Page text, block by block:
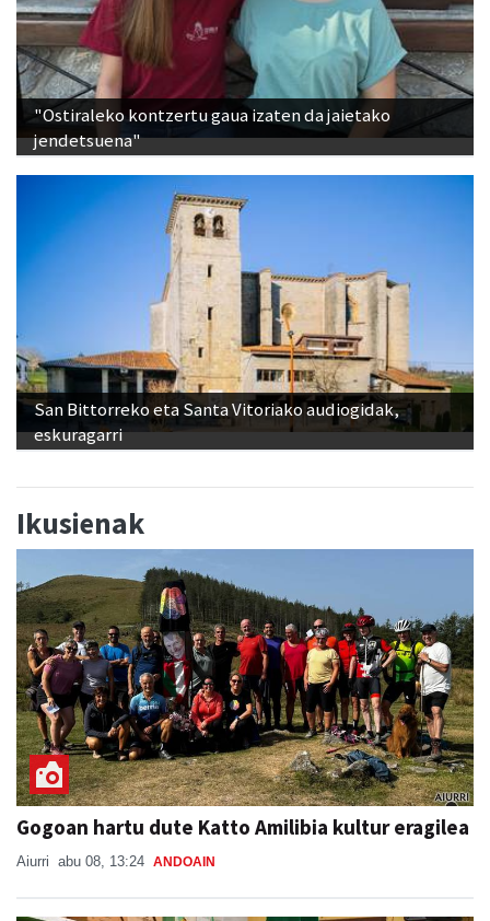
"Ostiraleko kontzertu gaua izaten da jaietako
jendetsuena"
San Bittorreko eta Santa Vitoriako audiogidak,
eskuragarri
Ikusienak
Gogoan hartu dute Katto Amilibia kultur eragilea
Aiurri abu 08, 13:24 ANDOAIN